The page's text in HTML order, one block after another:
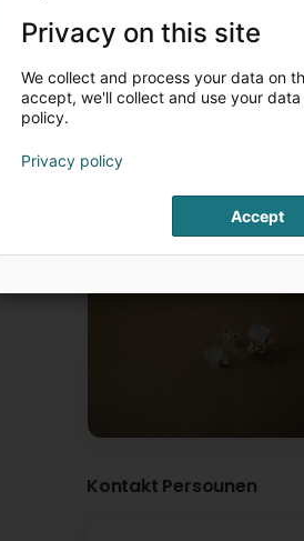
Boucles d'oreilles
Kontakt Persounen
Privacy on this site
We collect and process your data on
accept, we'll collect and use your
policy.
Privacy policy
Accept